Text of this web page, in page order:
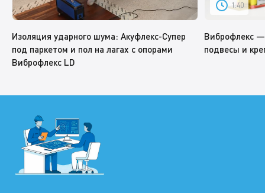
Изоляция ударного шума: Акуфлекс-Супер
под паркетом и пол на лагах с опорами
Виброфлекс LD
1:40
Виброфлекс
подвесы и